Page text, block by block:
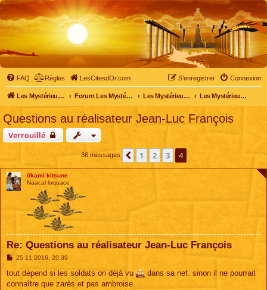
FAQ Règles LesCitesdOr.com Connexion
S’enregistrer
Les Mystérieuses Cités d'Or - LesCitesdOr.com Forum Les Mystérieuses Cités d'Or Les Mystérieuses Cités d'Or Les Mystérieuses Cités d'Or : saison 3 (2016)
Questions au réalisateur Jean-Luc François
Verrouillé
36 messages Précédente
1 2 3 4
ôkami kitsune
Naacal loquace
Re: Questions au réalisateur Jean-Luc François
M
s
a
25 11 2016, 20:39
tout dépend si les soldats on déjà vu
dans sa nef. sinon il ne pourrait
connaître que zarès et pas ambroise.